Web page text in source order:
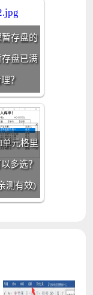
暂存盘的
存盘已满
？
单元格里
多选？
测有效)